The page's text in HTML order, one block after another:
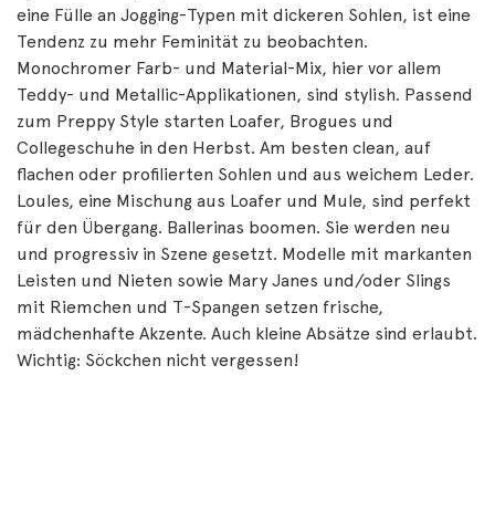
eine Fülle an Jogging-Typen mit dickeren Sohlen, ist eine
Tendenz zu mehr Feminität zu beobachten.
Monochromer Farb- und Material-Mix, hier vor allem
Teddy- und Metallic-Applikationen, sind stylish. Passend
zum Preppy Style starten Loafer, Brogues und
Collegeschuhe in den Herbst. Am besten clean, auf
flachen oder profilierten Sohlen und aus weichem Leder.
Loules, eine Mischung aus Loafer und Mule, sind perfekt
für den Übergang. Ballerinas boomen. Sie werden neu
und progressiv in Szene gesetzt. Modelle mit markanten
Leisten und Nieten sowie Mary Janes und/oder Slings
mit Riemchen und T-Spangen setzen frische,
mädchenhafte Akzente. Auch kleine Absätze sind erlaubt.
Wichtig: Söckchen nicht vergessen!